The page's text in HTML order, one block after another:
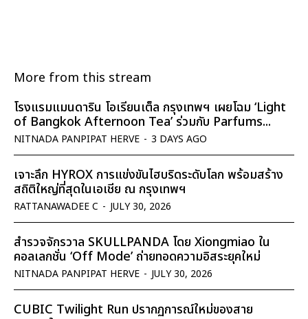
More from this stream
โรงแรมแมนดาริน โอเรียนเต็ล กรุงเทพฯ เผยโฉม ‘Light
of Bangkok Afternoon Tea’ ร่วมกับ Parfums...
NITNADA PANPIPAT HERVE - 3 DAYS AGO
เจาะลึก HYROX การแข่งขันไฮบริดระดับโลก พร้อมสร้าง
สถิติใหญ่ที่สุดในเอเชีย ณ กรุงเทพฯ
RATTANAWADEE C - JULY 30, 2026
สำรวจจักรวาล SKULLPANDA โดย Xiongmiao ใน
คอลเลกชั่น ‘Off Mode’ ถ่ายทอดความอิสระยุคใหม่
NITNADA PANPIPAT HERVE - JULY 30, 2026
CUBIC Twilight Run ปรากฏการณ์ใหม่ของสาย